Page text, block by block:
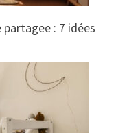
partagee : 7 idées